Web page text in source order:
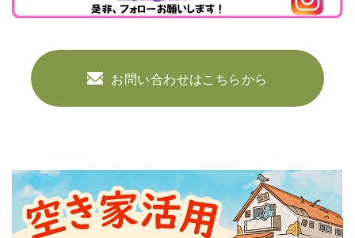
お問い合わせはこちらから